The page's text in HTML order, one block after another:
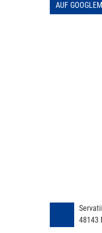
AUF
48143